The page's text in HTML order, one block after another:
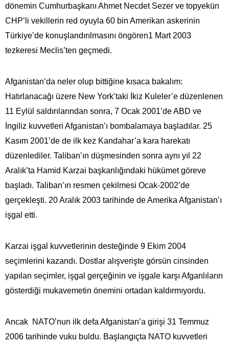
dönemin Cumhurbaşkanı Ahmet Necdet Sezer ve topyekün
CHP’li vekillerin red oyuyla 60 bin Amerikan askerinin
Türkiye’de konuşlandırılmasını öngören1 Mart 2003
tezkeresi Meclis’ten geçmedi.
Afganistan’da neler olup bittiğine kısaca bakalım:
Hatırlanacağı üzere New York’taki İkiz Kuleler’e düzenlenen
11 Eylül saldırılarından sonra, 7 Ocak 2001’de ABD ve
İngiliz kuvvetleri Afganistan’ı bombalamaya başladılar. 25
Kasım 2001’de de ilk kez Kandahar’a kara harekatı
düzenlediler. Taliban’ın düşmesinden sonra aynı yıl 22
Aralık’ta Hamid Karzai başkanlığındaki hükümet göreve
başladı. Taliban’ın resmen çekilmesi Ocak-2002’de
gerçekleşti. 20 Aralık 2003 tarihinde de Amerika Afganistan’ı
işgal etti.
Karzai işgal kuvvetlerinin desteğinde 9 Ekim 2004
seçimlerini kazandı. Dostlar alışverişte görsün cinsinden
yapılan seçimler, işgal gerçeğinin ve işgale karşı Afganlıların
gösterdiği mukavemetin önemini ortadan kaldırmıyordu.
Ancak NATO’nun ilk defa Afganistan’a girişi 31 Temmuz
2006 tarihinde vuku buldu. Başlangıçta NATO kuvvetleri